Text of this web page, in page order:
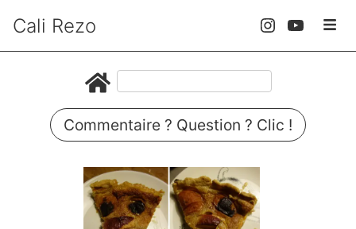
Cali Rezo
Commentaire ? Question ? Clic !